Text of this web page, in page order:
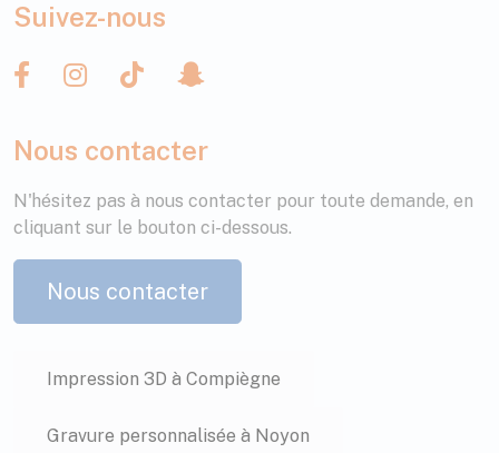
Suivez-nous
Nous contacter
N'hésitez pas à nous contacter pour toute demande, en
cliquant sur le bouton ci-dessous.
Nous contacter
Impression 3D à Compiègne
Gravure personnalisée à Noyon